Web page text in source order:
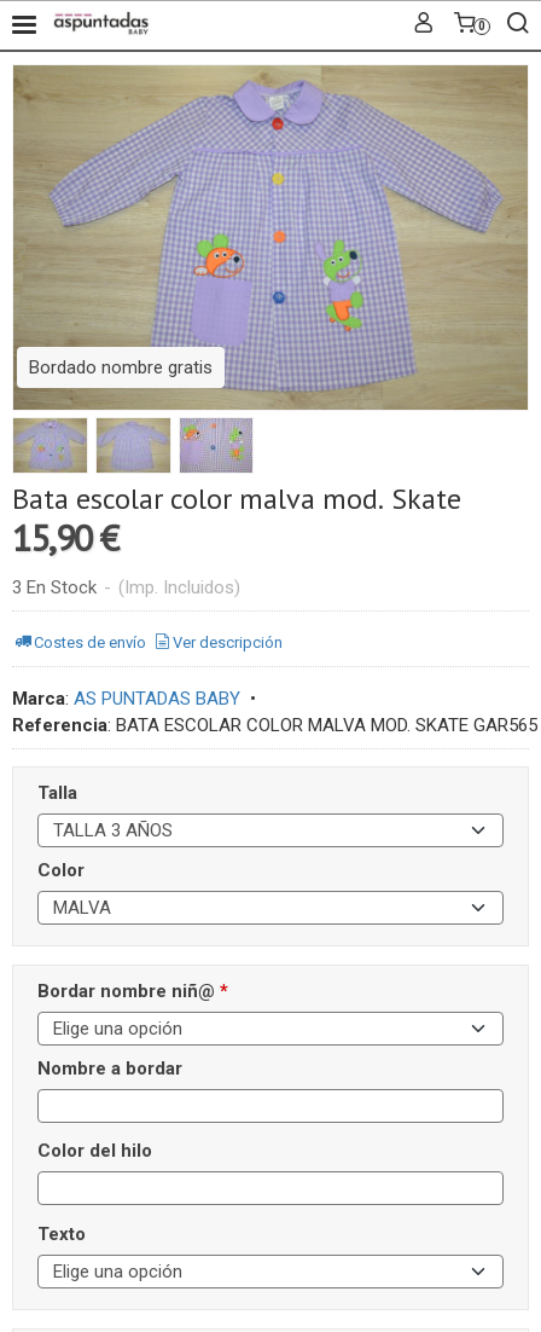
0
Bordado nombre gratis
Bata escolar color malva mod. Skate
15,90 €
3 En Stock - (Imp. Incluidos)
Costes de envío Ver descripción
Marca: AS PUNTADAS BABY •
Referencia: BATA ESCOLAR COLOR MALVA MOD. SKATE GAR565
Talla
Color
Bordar nombre niñ@ *
Nombre a bordar
Color del hilo
Texto